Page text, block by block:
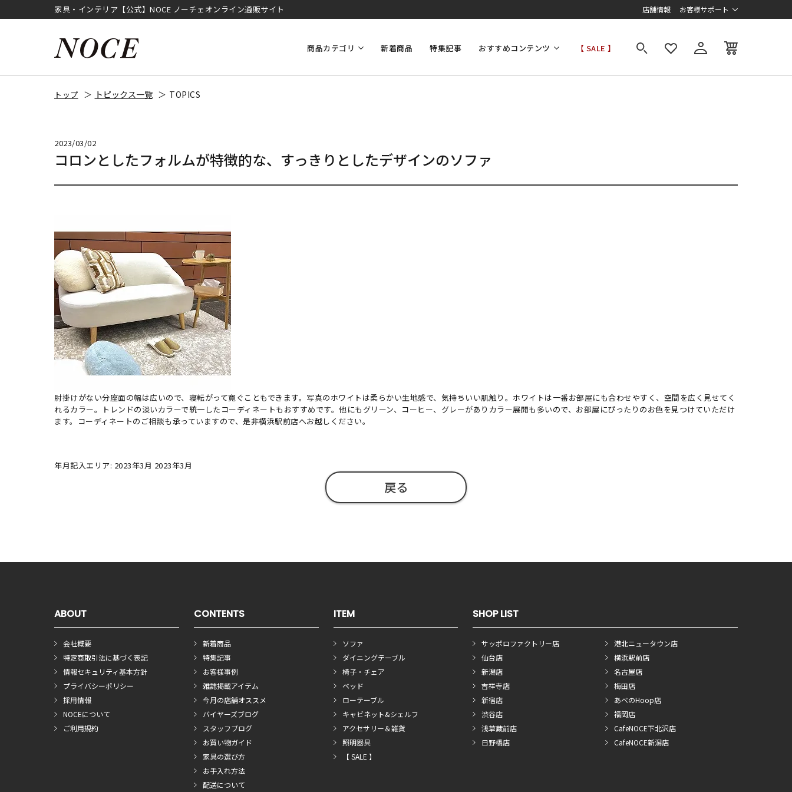
家具・インテリア【公式】NOCE ノーチェオンライン通販サイト 店舗情報 お客様サポート
商品カテゴリ 新着商品 特集記事 おすすめコンテンツ 【 SALE 】
トップ トピックス一覧 TOPICS
2023/03/02
コロンとしたフォルムが特徴的な、すっきりとしたデザインのソファ
肘掛けがない分座面の幅は広いので、寝転がって寛ぐこともできます。写真のホワイトは柔らかい生地感で、気持ちいい肌触り。ホワイトは一番お部屋にも合わせやすく、空間を広く見せてく
れるカラー。トレンドの淡いカラーで統一したコーディネートもおすすめです。他にもグリーン、コーヒー、グレーがありカラー展開も多いので、お部屋にぴったりのお色を見つけていただけ
ます。コーディネートのご相談も承っていますので、是非横浜駅前店へお越しください。
年月記入エリア: 2023年3月 2023年3月
戻る
ABOUT
会社概要
特定商取引法に基づく表記
情報セキュリティ基本方針
プライバシーポリシー
採用情報
NOCEについて
ご利用規約
CONTENTS
新着商品
特集記事
お客様事例
雑誌掲載アイテム
今月の店舗オススメ
バイヤーズブログ
スタッフブログ
お買い物ガイド
家具の選び方
お手入れ方法
配送について
ITEM
ソファ
ダイニングテーブル
椅子・チェア
ベッド
ローテーブル
キャビネット&シェルフ
アクセサリー＆雑貨
照明器具
【 SALE 】
SHOP LIST
サッポロファクトリー店
仙台店
新潟店
吉祥寺店
新宿店
渋谷店
浅草蔵前店
日野橋店
港北ニュータウン店
横浜駅前店
名古屋店
梅田店
あべのHoop店
福岡店
CafeNOCE下北沢店
CafeNOCE新潟店